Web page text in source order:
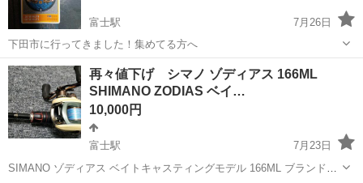
富士駅
7月26日
下田市に行ってきました！集めてる方へ
静岡 富士市 富士駅 その他
再々値下げ シマノ ゾディアス 166ML
SHIMANO ZODIAS ベイ…
10,000円
富士駅
7月23日
SIMANO ゾディアス ベイトキャスティングモデル 166ML ブランド：